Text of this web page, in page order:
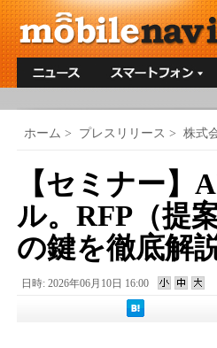
ホーム > プレスリリース > 株式
【セミナー
ル。RFP（提
の鍵を徹底解
日時: 2026年06月10日 16:00